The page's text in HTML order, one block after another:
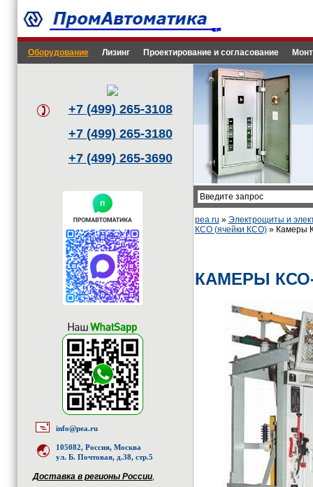
Оборудование Лизинг Проектирование и согласование
+7 (499) 265-3108
+7 (499) 265-3180
+7 (499) 265-3690
info@pea.ru
105082, Россия, Москва
ул. Б. Почтовая, д.38, стр.5
Доставка в регионы России,
pea.ru » Электрощиты и
КСО (ячейки КСО)» Камеры
КАМЕРЫ КСО-